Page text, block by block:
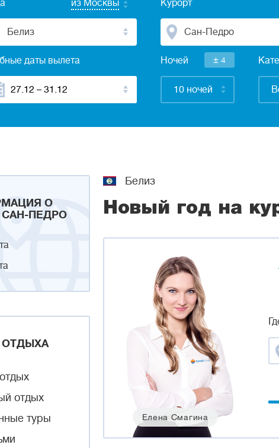
из Москвы
Белиз
Курорт
Сан-Педро
даты вылета Ночей ±4
10 ночей
О
САН-ПЕДРО
отдых
туры
Белиз
Новый год на
Елена Смагина